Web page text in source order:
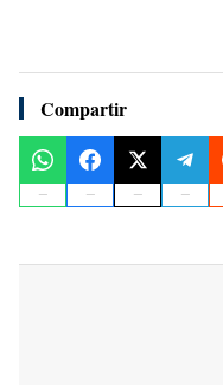
Compartir